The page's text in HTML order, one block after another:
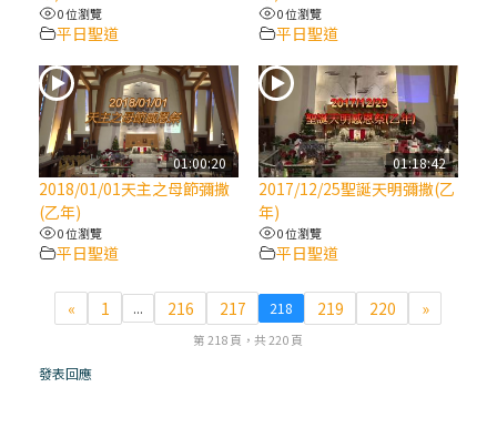
(7)黃敏正主教帶你做【將臨期避靜】—耶穌
降生人間，需要人的「接納」
(6)黃敏正主教帶你做【將臨期避靜】—「馬
槽」═「謙卑」
(5)黃敏正主教帶你做【將臨期避靜】—「福
傳」：講耶穌的故事
(4)黃敏正主教帶你做【將臨期避靜】—匝凱
「想看」耶穌，耶穌「走近」匝凱
0 位瀏覽
平日聖道
0 位瀏覽
平日聖道
01:00:20
2018/01/01天主之母節彌撒
(乙年)
0 位瀏覽
平日聖道
01:18:42
2017/12/25聖誕天明彌撒(乙
年)
0 位瀏覽
平日聖道
« 1 ... 216 217 218 219 220 »
第 218 頁，共 220 頁
發表回應